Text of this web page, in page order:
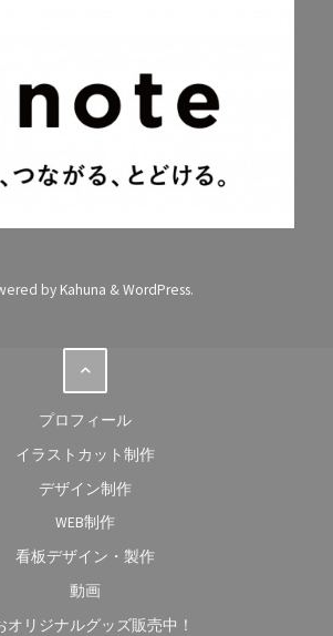
byKahuna &WordPress.
プロフィール
イラストカット制作
デザイン制作
WEB制作
看板デザイン・製作
動画
オリジナルグッズ販売中！